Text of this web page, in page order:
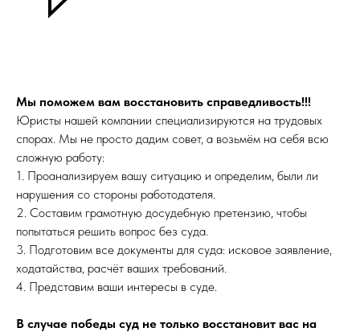
Мы поможем вам восстановить справедливость!!!
Юристы нашей компании специализируются на трудовых
спорах. Мы не просто дадим совет, а возьмём на себя всю
сложную работу:
1. Проанализируем вашу ситуацию и определим, были ли
нарушения со стороны работодателя.
2. Составим грамотную досудебную претензию, чтобы
попытаться решить вопрос без суда.
3. Подготовим все документы для суда: исковое заявление,
ходатайства, расчёт ваших требований.
4. Представим ваши интересы в суде.
В случае победы суд не только восстановит вас на